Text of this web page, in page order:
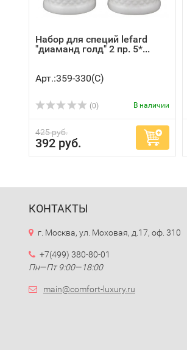
Набор для специй lefard
"диаманд голд" 2 пр. 5*...
Арт.:359-330(C)
(0) В наличии
425 руб.
392 руб.
КОНТАКТЫ
г. Москва, ул. Моховая, д.17, оф. 310
+7(499) 380-80-01
Пн—Пт 9:00—18:00
main@comfort-luxury.ru